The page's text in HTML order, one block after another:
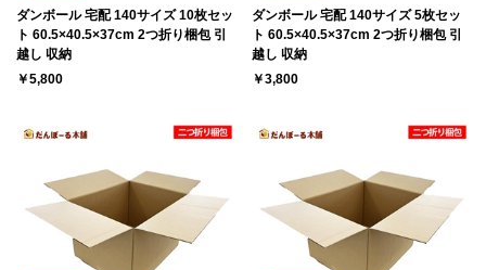
ダンボール 宅配 140サイズ 10枚セッ
ト 60.5×40.5×37cm 2つ折り梱包 引
越し 収納
￥5,800
ダンボール 宅配 140サイズ 5枚セッ
ト 60.5×40.5×37cm 2つ折り梱包 引
越し 収納
￥3,800